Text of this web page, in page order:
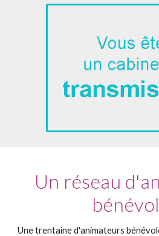
Un réseau
Une trentaine d'animateurs